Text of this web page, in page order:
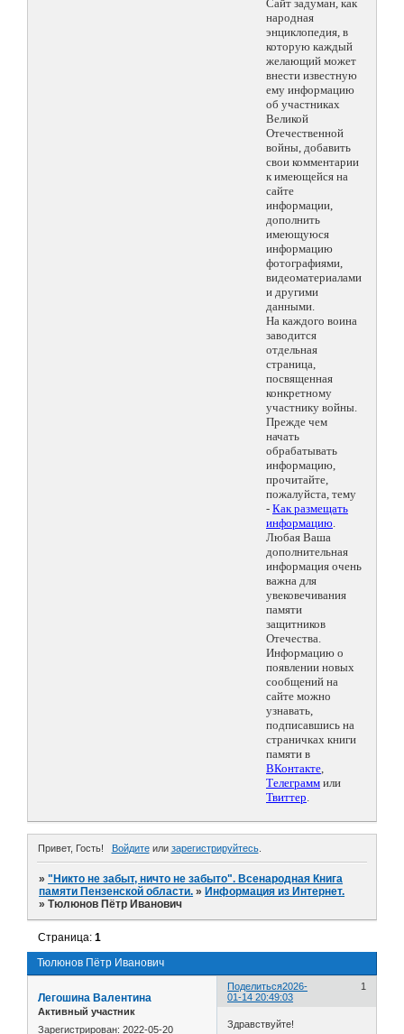
Сайт задуман, как
народная
энциклопедия, в
которую каждый
желающий может
внести известную
ему информацию
об участниках
Великой
Отечественной
войны, добавить
свои комментарии
к имеющейся на
сайте
информации,
дополнить
имеющуюся
информацию
фотографиями,
видеоматериалами
и другими
данными.
На каждого воина
заводится
отдельная
страница,
посвященная
конкретному
участнику войны.
Прежде чем
начать
обрабатывать
информацию,
прочитайте,
пожалуйста, тему
- Как размещать
информацию.
Любая Ваша
дополнительная
информация очень
важна для
увековечивания
памяти
защитников
Отечества.
Информацию о
появлении новых
сообщений на
сайте можно
узнавать,
подписавшись на
страничках книги
памяти в
ВКонтакте,
Телеграмм или
Твиттер.
Привет, Гость! Войдитеили зарегистрируйтесь.
»"Никто не забыт, ничто не забыто". Всенародная Книга
памяти Пензенской области. » Информация из Интернет.
»Тюлюнов Пётр Иванович
Тюлюнов Пётр Иванович
Страница:1
Поделиться 1
2026-
01-14 20:49:03
Легошина Валентина
Активный участник
Зарегистрирован: 2022-05-20 Здравствуйте!